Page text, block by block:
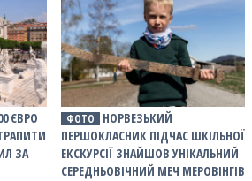
ЄВРО
ЗА
ФОТО
НОРВЕЗЬКИЙ
ПЕРШОКЛАСНИК ПІДЧАС ШКІЛЬНОЇ
ЕКСКУРСІЇ ЗНАЙШОВ УНІКАЛЬНИЙ
СЕРЕДНЬОВІЧНИЙ МЕЧ МЕРОВІНГІВ